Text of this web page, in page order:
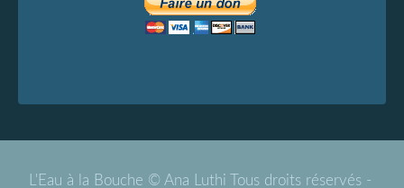
L'Eau à la Bouche © Ana Luthi Tous droits réservés -